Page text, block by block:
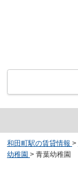
和田町駅の賃貸情報 >
幼稚園 > 青葉幼稚園